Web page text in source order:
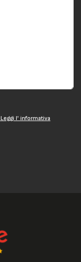
l' informativa